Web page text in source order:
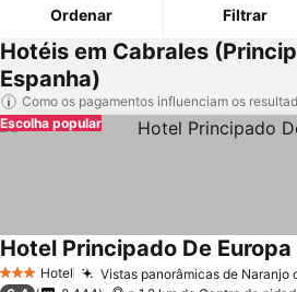
Ordenar Filtrar
Hotéis em Cabrales
Espanha)
Como os pagamentos influenciam os
Escolha popular
3 EstrelasHotel Vistas panorâmicas de Naranjo
Hotel Principado De Europa